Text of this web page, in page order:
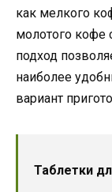
как мелкого
молотого кофе
подход
наиболее
вариант
Таблетки